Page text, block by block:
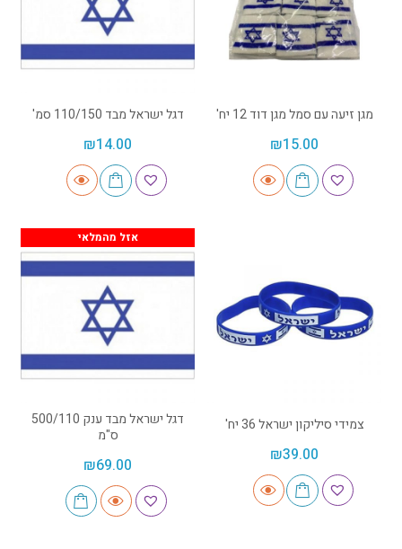
מגן זיעה עם סמל מגן דוד 12 יח'
₪15.00
דגל ישראל מבד 110/150 סמ'
₪14.00
צמידי סיליקון ישראל 36 יח'
₪39.00
אזל מהמלאי
דגל ישראל מבד ענק 500/110
ס"מ
₪69.00